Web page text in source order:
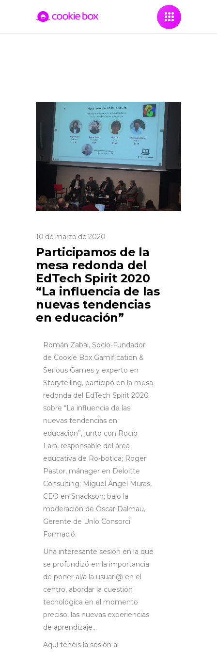
10 de marzo de 2020
Participamos de la
mesa redonda del
EdTech Spirit 2020
“La influencia de las
nuevas tendencias
en educación”
Román Zabal, Socio-Fundador
de Cookie Box Gamification &
Serious Games y experto en
Storytelling, participó en la mesa
redonda del EdTech Spirit 2020
sobre “La influencia de las
nuevas tendencias en
educación”, junto con Rocío
Lara, responsable del área
educativa de Ro-botica; Roger
Pastor, mánager en Deloitte
Consulting; Miguel Ángel Muras,
CEO en Snackson; bajo la
moderación de Óscar Dalmau,
Gerente de Unío Consorci
Formació.
Una interesante sesión en la que
se profundizó en la importancia
de poner al/a la usuari@ en el
centro, abordar la cuestión
tecnológica en el momento
preciso, las nuevas experiencias
de aprendizaje…
Aquí tenéis la sesión al